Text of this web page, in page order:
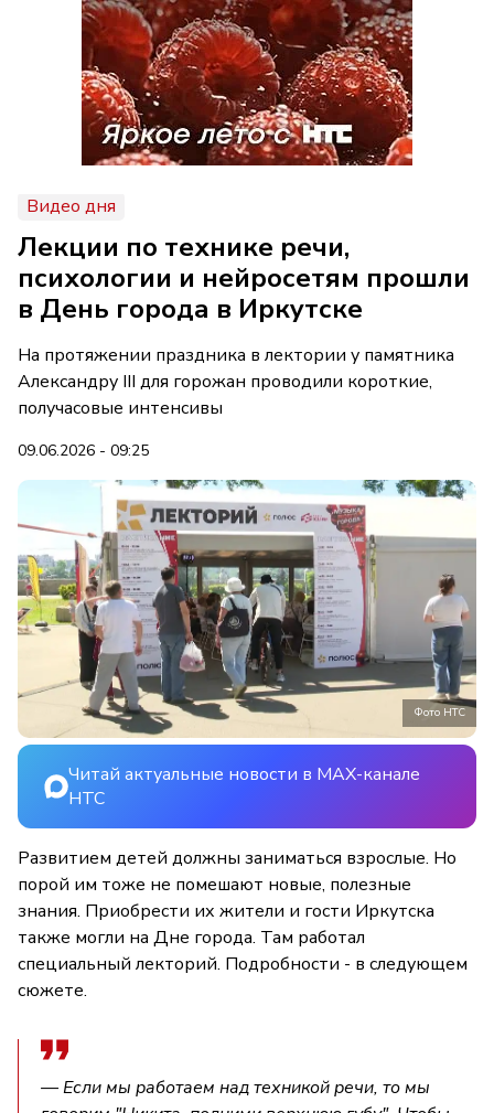
Видео дня
Лекции по технике речи,
психологии и нейросетям прошли
в День города в Иркутске
На протяжении праздника в лектории у памятника
Александру III для горожан проводили короткие,
получасовые интенсивы
09.06.2026 - 09:25
Фото НТС
Читай актуальные новости в MAX-канале
НТС
Развитием детей должны заниматься взрослые. Но
порой им тоже не помешают новые, полезные
знания. Приобрести их жители и гости Иркутска
также могли на Дне города. Там работал
специальный лекторий. Подробности - в следующем
сюжете.
— Если мы работаем над техникой речи, то мы